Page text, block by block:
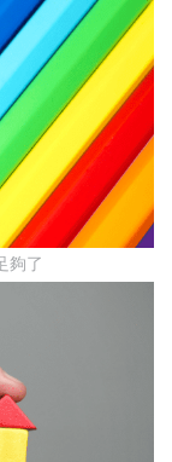
夠了